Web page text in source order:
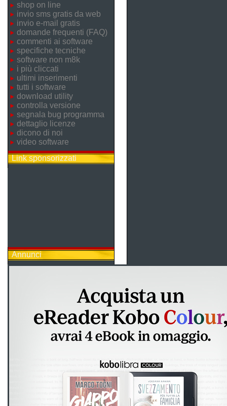
shop on line
invio sms gratis da web
invio e-mail gratis
domande frequenti (FAQ)
commenti ai software
specifiche tecniche
software non m8k
i più cliccati
ultimi inserimenti
tutti i software
download utility
controlla versione
segnala bug programma
dettaglio licenze
dicono di noi
video software
Link sponsorizzati
Annunci